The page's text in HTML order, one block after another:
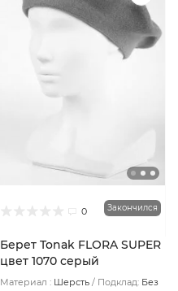
0 Закончился
Берет Tonak FLORA SUPER
цвет 1070 серый
Материал : Шерсть Подклад: Без